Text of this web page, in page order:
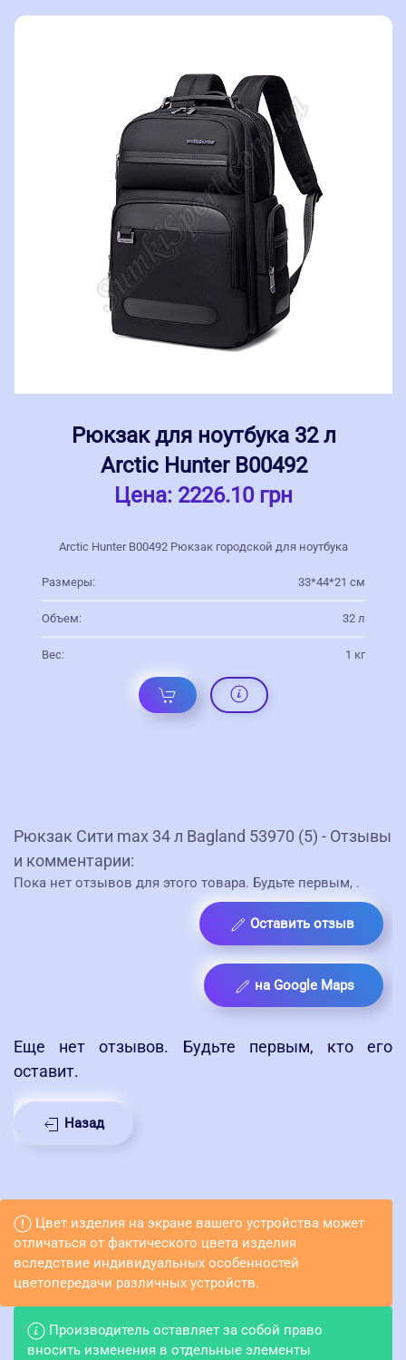
Рюкзак для ноутбука 32 л
Arctic Hunter В00492
Цена: 2226.10 грн
Arctic Hunter В00492 Рюкзак городской для ноутбука
Размеры: 33*44*21 см
Объем: 32 л
Вес: 1 кг
Рюкзак Сити max 34 л Bagland 53970 (5) - Отзывы
и комментарии:
Пока нет отзывов для этого товара. Будьте первым, .
Оставить отзыв
на Google Maps
Еще нет отзывов. Будьте первым, кто его
оставит.
Назад
Цвет изделия на экране вашего устройства может
отличаться от фактического цвета изделия
вследствие индивидуальных особенностей
цветопередачи различных устройств.
Производитель оставляет за собой право
вносить изменения в отдельные элементы